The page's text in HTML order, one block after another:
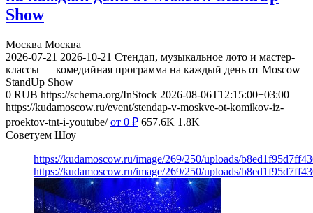
Show
Москва Москва
2026-07-21 2026-10-21 Стендап, музыкальное лото и мастер-
классы — комедийная программа на каждый день от Moscow
StandUp Show
0 RUB https://schema.org/InStock 2026-08-06T12:15:00+03:00
https://kudamoscow.ru/event/stendap-v-moskve-ot-komikov-iz-
proektov-tnt-i-youtube/ от 0 ₽ 657.6K 1.8K
Советуем Шоу
https://kudamoscow.ru/image/269/250/uploads/
https://kudamoscow.ru/image/269/250/uploads/